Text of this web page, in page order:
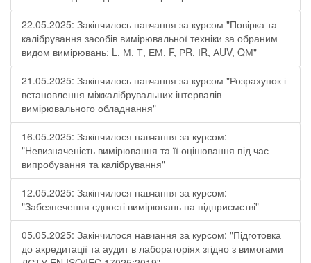
22.05.2025: Закінчилось навчання за курсом "Повірка та
калібрування засобів вимірювальної техніки за обраним
видом вимірювань: L, М, Т, ЕМ, F, РR, ІR, АUV, QМ"
21.05.2025: Закінчилось навчання за курсом "Розрахунок і
встановлення міжкалібрувальних інтервалів
вимірювального обладнання"
16.05.2025: Закінчилося навчання за курсом:
"Невизначеність вимірювання та її оцінювання під час
випробування та калібрування"
12.05.2025: Закінчилося навчання за курсом:
"Забезпечення єдності вимірювань на підприємстві"
05.05.2025: Закінчилося навчання за курсом: "Підготовка
до акредитації та аудит в лабораторіях згідно з вимогами